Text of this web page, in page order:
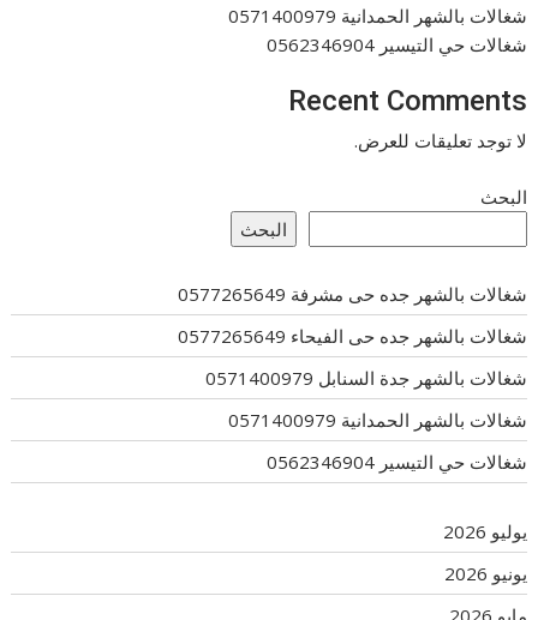
شغالات بالشهر الحمدانية 0571400979
شغالات حي التيسير 0562346904
Recent Comments
لا توجد تعليقات للعرض.
البحث
البحث
شغالات بالشهر جده حى مشرفة 0577265649
شغالات بالشهر جده حى الفيحاء 0577265649
شغالات بالشهر جدة السنابل 0571400979
شغالات بالشهر الحمدانية 0571400979
شغالات حي التيسير 0562346904
يوليو 2026
يونيو 2026
مايو 2026